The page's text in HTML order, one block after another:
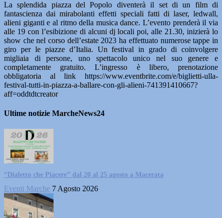
La splendida piazza del Popolo diventerà il set di un film di
fantascienza dai mirabolanti effetti speciali fatti di laser, ledwall,
alieni giganti e al ritmo della musica dance. L’evento prenderà il via
alle 19 con l’esibizione di alcuni dj locali poi, alle 21.30, inizierà lo
show che nel corso dell’estate 2023 ha effettuato numerose tappe in
giro per le piazze d’Italia. Un festival in grado di coinvolgere
migliaia di persone, uno spettacolo unico nel suo genere e
completamente gratuito. L’ingresso è libero, prenotazione
obbligatoria al link https://www.eventbrite.com/e/biglietti-ulla-
festival-tutti-in-piazza-a-ballare-con-gli-alieni-741391410667?
aff=oddtdtcreator
Ultime notizie MarcheNews24
“Dialetto che Piacere” dal 20 al 25 agosto a Macerata
Eventi Marche 7 Agosto 2026